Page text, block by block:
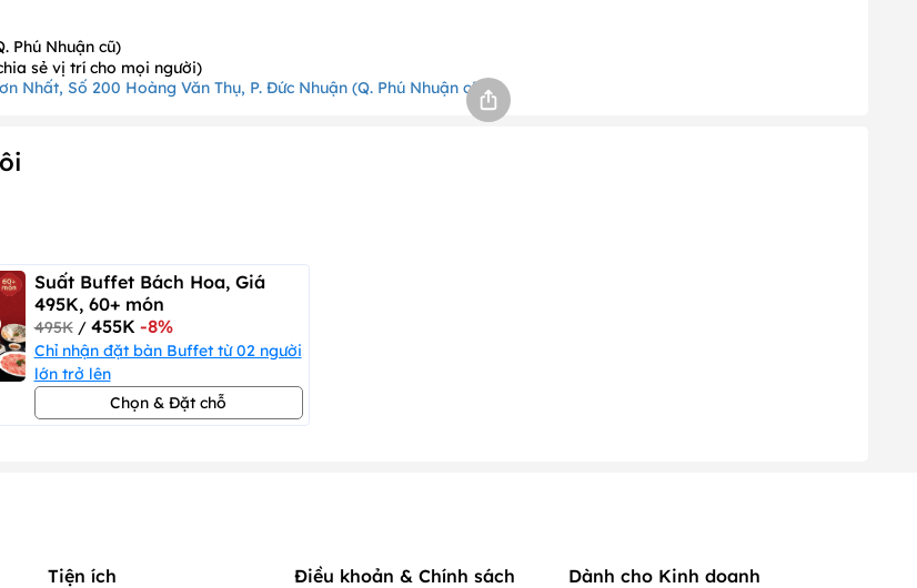
Phú Nhuận cũ)
sẻ vị trí cho mọi người)
Suất Buffet Bách Hoa, Giá
495K, 60+ món
495K / 455K -8%
Chỉ nhận đặt bàn Buffet từ 02 người
lớn trở lên
Chọn & Đặt chỗ
Tiện ích Điều khoản & Chính sách Dành cho Kinh doanh